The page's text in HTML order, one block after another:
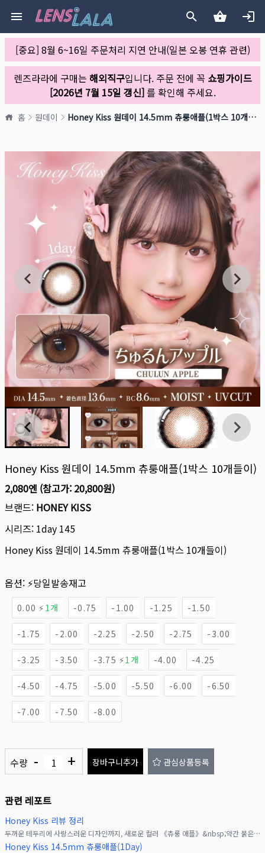
[중요] 8월 6~16일 주문처리 지연 안내(일본 오봉 연휴 관련)
렌즈라라에 구매는 해외직구입니다. 주문 전에 꼭 쇼핑가이드
[2026년 7월 15일 갱신]를 확인해 주세요.
홈 원데이 Honey Kiss 원데이 14.5mm 츄룽애플(1박스 10개들이)
Honey Kiss 원데이 14.5mm 츄룽애플(1박스 10개들이)
2,080엔 (참고가: 20,800원)
브랜드: HONEY KISS
시리즈: 1day 145
Honey Kiss 원데이 14.5mm 츄룽애플(1박스 10개들이)
옵션: ⚡당일발송재고
0.00 ⚡ 1개 -0.75 -1.00 -1.25 -1.50
-1.75 -2.00 -2.25 -2.50 -2.75 -3.00
-3.25 -3.50 -3.75 ⚡1개 -4.00 -4.25
-4.50 -4.75 -5.00 -5.50 -6.00 -6.50
-7.00 -7.50 -8.00
수량 - + 장바구니추가 관심상품등록
관련 레포트
Honey Kiss 리뷰 정리
두꺼운 테두리에 사랑스러운 디자인까지, 새로운 컬러 《츄룽 애플》&nbsp;약간 붉은 기가 도는 브라운 컬러로 세련된 눈매를 연출해 주는&nbsp;아주 매력적인 컬러입니다&lrm;
Honey Kiss 14.5mm 츄룽애플(1Day)